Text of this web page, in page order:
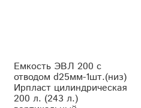
Емкость ЭВЛ 200 с
отводом d25мм-1шт.(низ)
Ирпласт цилиндрическая
200 л. (243 л.)